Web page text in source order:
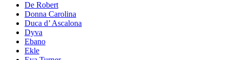
De Robert
Donna Carolina
Duca d’ Ascalona
Dyva
Ebano
Ekle